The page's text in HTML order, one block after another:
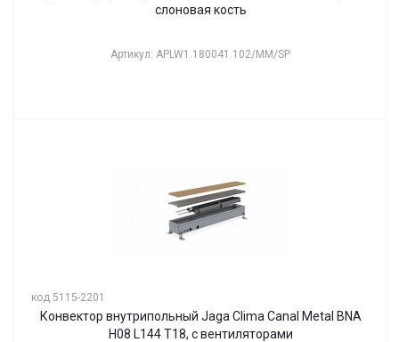
слоновая кость
Артикул: APLW1.180041.102/MM/SP
код 5115-2201
Конвектор внутрипольный Jaga Clima Canal Metal BNA
H08 L144 T18, с вентиляторами